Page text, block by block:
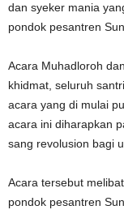
dan syeker mania
pondok pesantren
Acara Muhadloroh
khidmat, seluruh
acara yang di mulai
acara ini diharapkan
sang revolusion bagi
Acara tersebut
pondok pesantren